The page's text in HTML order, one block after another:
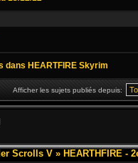
dans HEARTFIRE Skyrim
Afficher les sujets publiés depuis:
Scrolls V » HEARTHFIRE -